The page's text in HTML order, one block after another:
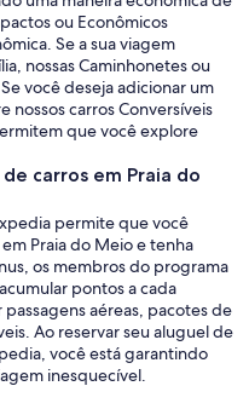
ou Econômicos
Se a sua viagem
nossas Caminhonetes ou
você deseja adicionar um
nossos carros Conversíveis
que você explore
carros em Praia do
permite que você
Praia do Meio e tenha
os membros do programa
pontos a cada
aéreas, pacotes de
Ao reservar seu aluguel de
você está garantindo
inesquecível.